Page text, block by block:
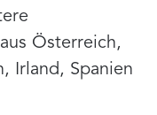
Österreich,
Irland, Spanien